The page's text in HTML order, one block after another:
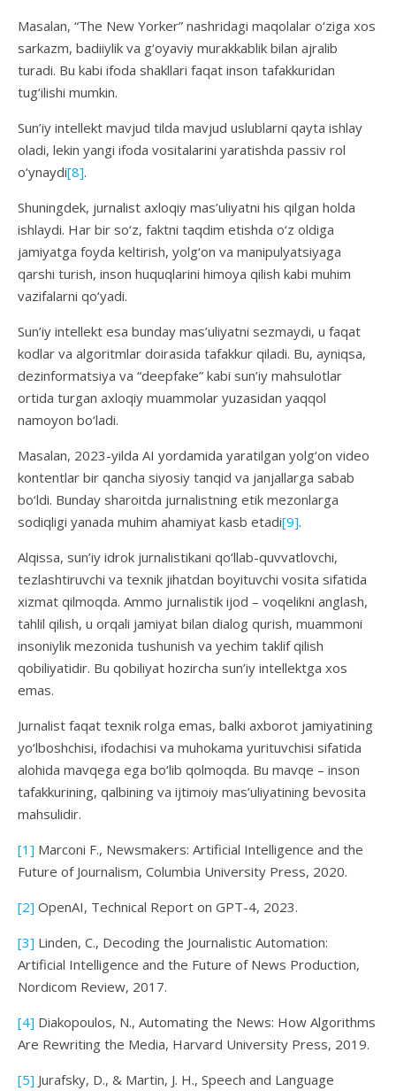
Masalan, “The New Yorker” nashridagi maqolalar o‘ziga xos
sarkazm, badiiylik va g‘oyaviy murakkablik bilan ajralib
turadi. Bu kabi ifoda shakllari faqat inson tafakkuridan
tug‘ilishi mumkin.
Sun’iy intellekt mavjud tilda mavjud uslublarni qayta ishlay
oladi, lekin yangi ifoda vositalarini yaratishda passiv rol
o‘ynaydi[8].
Shuningdek, jurnalist axloqiy mas’uliyatni his qilgan holda
ishlaydi. Har bir so‘z, faktni taqdim etishda o‘z oldiga
jamiyatga foyda keltirish, yolg‘on va manipulyatsiyaga
qarshi turish, inson huquqlarini himoya qilish kabi muhim
vazifalarni qo‘yadi.
Sun’iy intellekt esa bunday mas’uliyatni sezmaydi, u faqat
kodlar va algoritmlar doirasida tafakkur qiladi. Bu, ayniqsa,
dezinformatsiya va “deepfake” kabi sun’iy mahsulotlar
ortida turgan axloqiy muammolar yuzasidan yaqqol
namoyon bo‘ladi.
Masalan, 2023-yilda AI yordamida yaratilgan yolg‘on video
kontentlar bir qancha siyosiy tanqid va janjallarga sabab
bo‘ldi. Bunday sharoitda jurnalistning etik mezonlarga
sodiqligi yanada muhim ahamiyat kasb etadi[9].
Alqissa, sun’iy idrok jurnalistikani qo‘llab-quvvatlovchi,
tezlashtiruvchi va texnik jihatdan boyituvchi vosita sifatida
xizmat qilmoqda. Ammo jurnalistik ijod – voqelikni anglash,
tahlil qilish, u orqali jamiyat bilan dialog qurish, muammoni
insoniylik mezonida tushunish va yechim taklif qilish
qobiliyatidir. Bu qobiliyat hozircha sun’iy intellektga xos
emas.
Jurnalist faqat texnik rolga emas, balki axborot jamiyatining
yo‘lboshchisi, ifodachisi va muhokama yurituvchisi sifatida
alohida mavqega ega bo‘lib qolmoqda. Bu mavqe – inson
tafakkurining, qalbining va ijtimoiy mas’uliyatining bevosita
mahsulidir.
[1] Marconi F., Newsmakers: Artificial Intelligence and the
Future of Journalism, Columbia University Press, 2020.
[2] OpenAI, Technical Report on GPT-4, 2023.
[3] Linden, C., Decoding the Journalistic Automation:
Artificial Intelligence and the Future of News Production,
Nordicom Review, 2017.
[4] Diakopoulos, N., Automating the News: How Algorithms
Are Rewriting the Media, Harvard University Press, 2019.
[5] Jurafsky, D., & Martin, J. H., Speech and Language